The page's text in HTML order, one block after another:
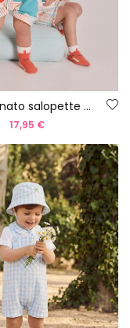
Set neonato salopette a quadri cotone
17,95 €